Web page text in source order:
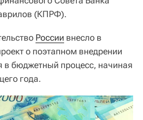
(КПРФ).
России внесло в
о поэтапном внедрении
в бюджетный процесс, начиная
года.